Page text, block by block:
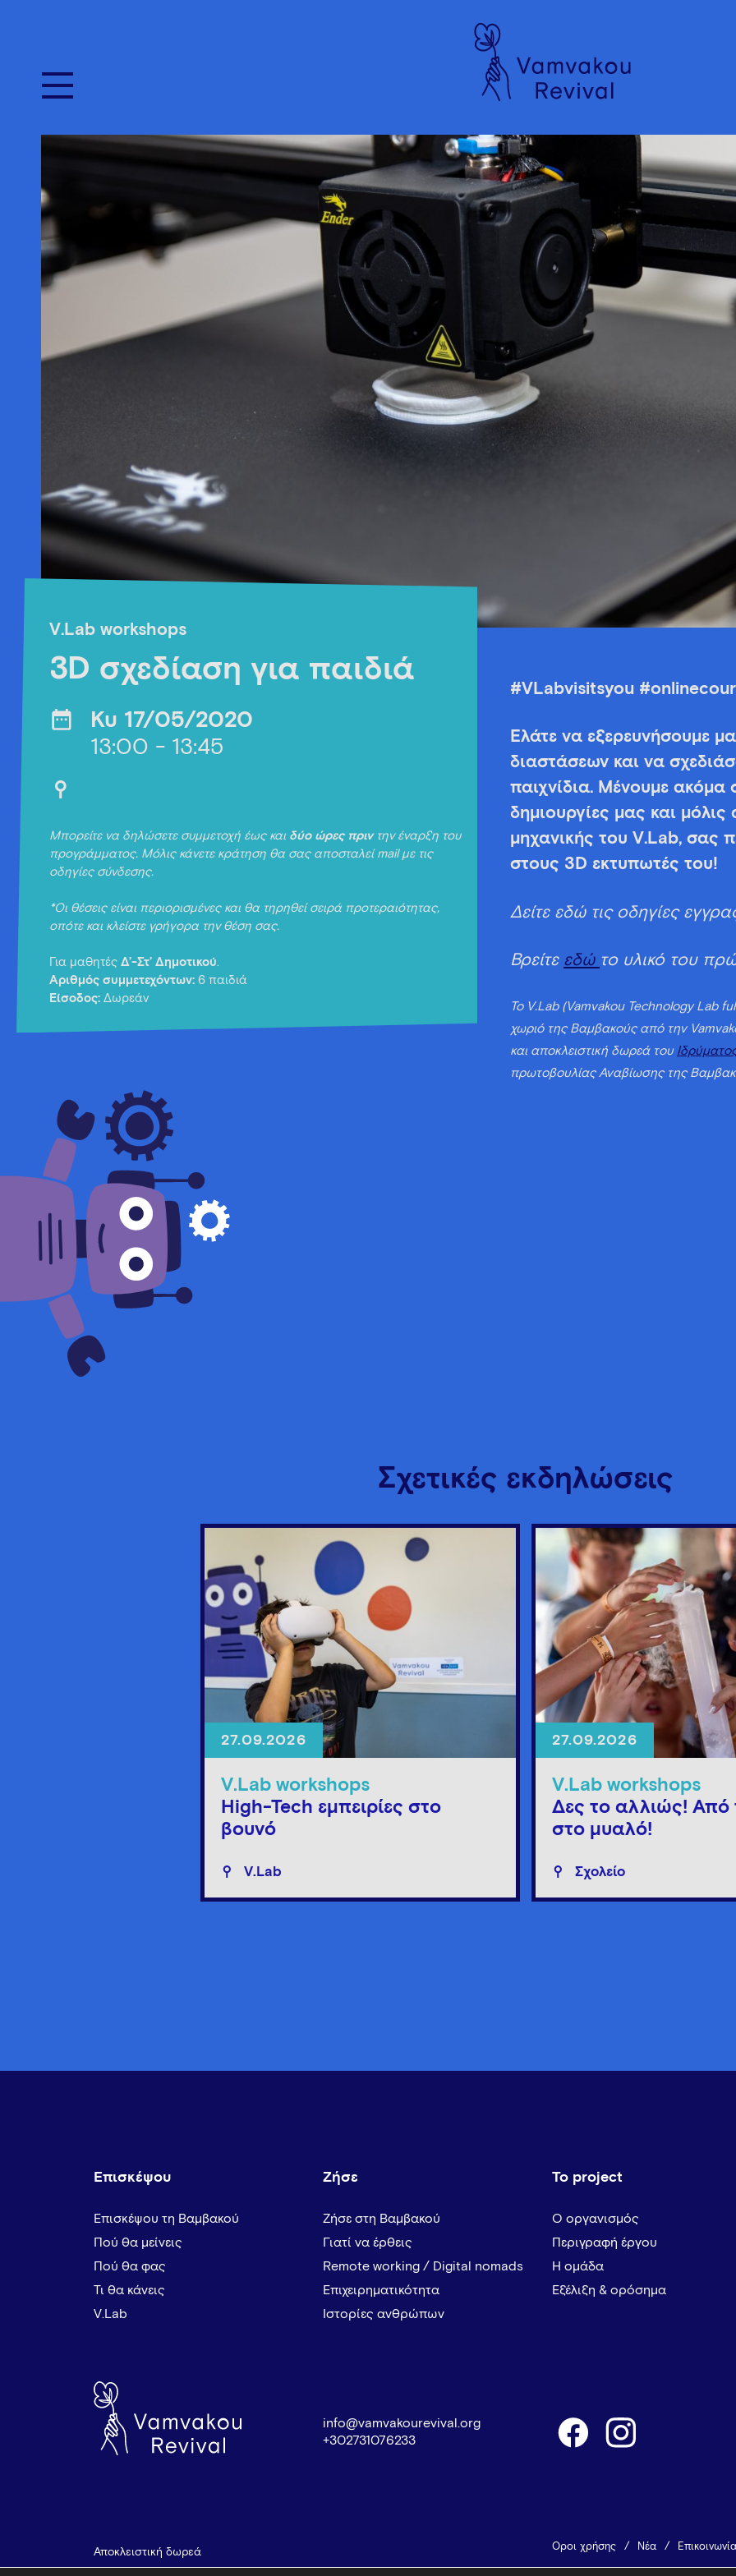
V.Lab workshops
3D σχεδίαση για παιδιά
Κυ 17/05/2020
13:00 - 13:45
Μπορείτε να δηλώσετε συμμετοχή έως και δύο ώρες πριντην έναρξη του
προγράμματος. Μόλις κάνετε κράτηση θα σας αποσταλεί mail με τις
οδηγίες σύνδεσης.
*Οι θέσεις είναι περιορισμένες και θα τηρηθεί σειρά προτεραιότητας,
οπότε και κλείστε γρήγορα την θέση σας.
Για μαθητές Δ’-Στ’ Δημοτικού.
Αριθμός συμμετεχόντων: 6 παιδιά
Είσοδος: Δωρεάν
#VLabvisitsyou
Ελάτε να εξερευνήσουμε
διαστάσεων και να
παιχνίδια. Μένουμε ακόμα
δημιουργίες μας και μόλις
μηχανικής του V.Lab, σας
στους 3D εκτυπωτές του!
Δείτε εδώ τις οδηγίες
Βρείτε εδώ το υλικό του
Το V.Lab (Vamvakou Technology Lab
χωριό της Βαμβακούς από την
και αποκλειστική δωρεά του
πρωτοβουλίας Αναβίωσης της
Σχετικές εκδηλώσεις
27.09.2026
V.Lab workshops
High-Tech εμπειρίες στο
βουνό
V.Lab
27.09.2026
V.Lab workshops
Δες το αλλιώς! Από
στο μυαλό!
Σχολείο
Επισκέψου
Επισκέψου τη Βαμβακού
Πού θα μείνεις
Πού θα φας
Τι θα κάνεις
V.Lab
Ζήσε
Ζήσε στη Βαμβακού
Γιατί να έρθεις
Remote working / Digital nomads
Επιχειρηματικότητα
Ιστορίες ανθρώπων
Το project
Ο οργανισμός
Περιγραφή έργου
Η ομάδα
Εξέλιξη & ορόσημα
info@vamvakourevival.org
+302731076233
Αποκλειστική δωρεά Όροι χρήσης Νέα Επικοινωνία